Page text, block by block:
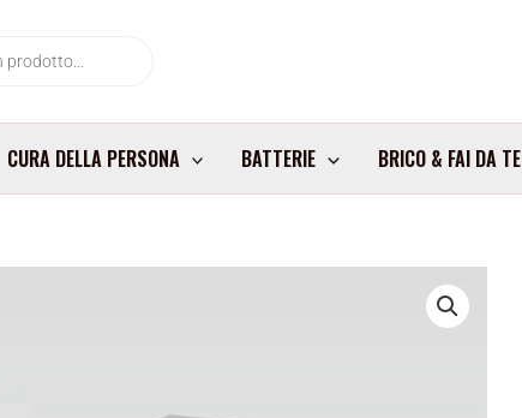
CURA DELLA PERSONA BATTERIE BRICO & FAI DA TE